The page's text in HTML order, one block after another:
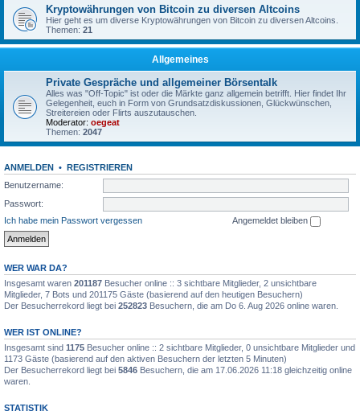
Kryptowährungen von Bitcoin zu diversen Altcoins
Hier geht es um diverse Kryptowährungen von Bitcoin zu diversen Altcoins.
Themen: 21
Allgemeines
Private Gespräche und allgemeiner Börsentalk
Alles was "Off-Topic" ist oder die Märkte ganz allgemein betrifft. Hier findet Ihr
Gelegenheit, euch in Form von Grundsatzdiskussionen, Glückwünschen,
Streitereien oder Flirts auszutauschen.
Moderator: oegeat
Themen: 2047
ANMELDEN • REGISTRIEREN
Benutzername:
Passwort:
Ich habe mein Passwort vergessen
Angemeldet bleiben
WER WAR DA?
Insgesamt waren 201187 Besucher online :: 3 sichtbare Mitglieder, 2 unsichtbare
Mitglieder, 7 Bots und 201175 Gäste (basierend auf den heutigen Besuchern)
Der Besucherrekord liegt bei 252823 Besuchern, die am Do 6. Aug 2026 online waren.
WER IST ONLINE?
Insgesamt sind 1175 Besucher online :: 2 sichtbare Mitglieder, 0 unsichtbare Mitglieder und
1173 Gäste (basierend auf den aktiven Besuchern der letzten 5 Minuten)
Der Besucherrekord liegt bei 5846 Besuchern, die am 17.06.2026 11:18 gleichzeitig online
waren.
STATISTIK